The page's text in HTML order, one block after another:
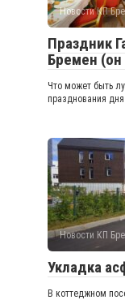
Новости КП
Праздник
Бремен
Что может быть
празднования
Новости КП
Укладка
В коттеджном